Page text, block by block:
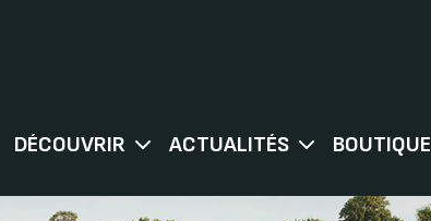
DÉCOUVRIR ACTUALITÉS BOUTIQUE